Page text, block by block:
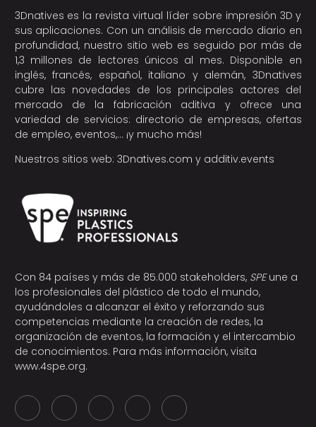
3Dnatives es la revista virtual líder sobre impresión 3D y
sus aplicaciones. Con un análisis de mercado diario en
profundidad, nuestro sitio web es seguido por más de
1,3 millones de lectores únicos al mes. Disponible en
inglés, francés, español, italiano y alemán, 3Dnatives
cubre las novedades de los principales actores del
mercado de la fabricación aditiva y ofrece una
variedad de servicios: directorio de empresas, ofertas
de empleo, eventos,… ¡y mucho más!
Nuestros sitios web: 3Dnatives.com y additiv.events
Con 84 países y más de 85.000 stakeholders, SPEune a
los profesionales del plástico de todo el mundo,
ayudándoles a alcanzar el éxito y reforzando sus
competencias mediante la creación de redes, la
organización de eventos, la formación y el intercambio
de conocimientos. Para más información, visita
www.4spe.org.